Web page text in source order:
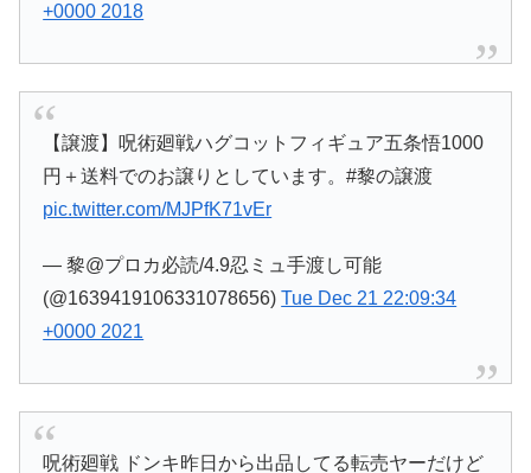
+0000 2018
【譲渡】呪術廻戦ハグコットフィギュア五条悟1000
円＋送料でのお譲りとしています。#黎の譲渡
pic.twitter.com/MJPfK71vEr
— 黎@プロカ必読/4.9忍ミュ手渡し可能
(@1639419106331078656)Tue Dec 21 22:09:34
+0000 2021
呪術廻戦 ドンキ昨日から出品してる転売ヤーだけど